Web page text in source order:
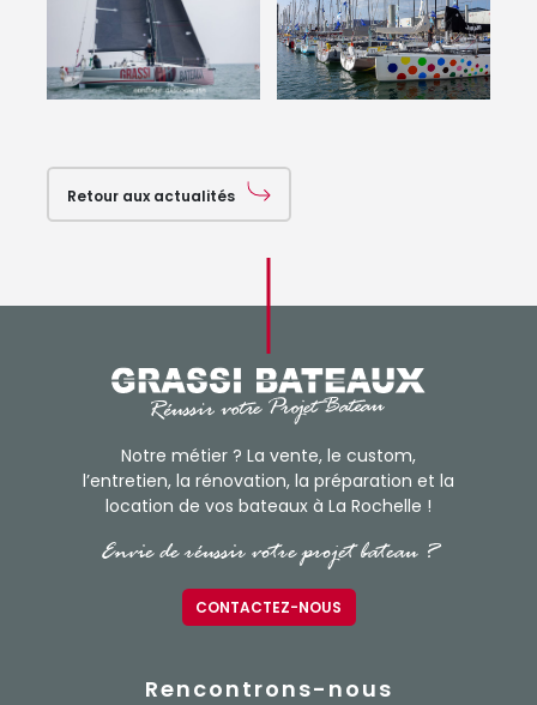
Retour aux actualités
Notre métier ? La vente, le custom,
l’entretien, la rénovation, la préparation et la
location de vos bateaux à La Rochelle !
Envie de réussir votre projet bateau ?
CONTACTEZ-NOUS
Rencontrons-nous